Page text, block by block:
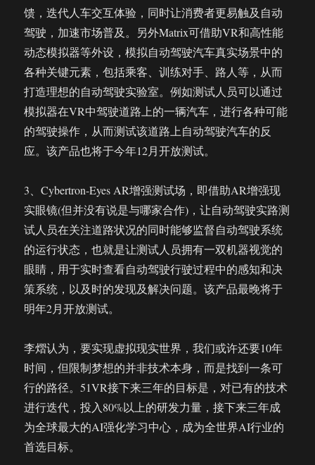
馈，迭代人车交互体验，同时让消费者更易触及自动
驾驶，加速市场普及。另外Matrix可借助VR和高性能
动态模拟器等外设，模拟自动驾驶汽车真实场景中的
各种关键元素，包括乘客、训练对手、路人等，从而
打造理想的自动驾驶实验室。例如测试人员可以通过
模拟器在VR中驾驶道路上的一辆汽车，进行各种可能
的驾驶操作，从而测试该道路上自动驾驶汽车的反
应。该产品也将于今年12月开放测试。
3、Cybertron-Eyes AR增强测试场，即借助AR增强现
实眼镜(但并没有说是与哪家合作)，让自动驾驶实路测
试人员在关注道路状况的同时能够监督自动驾驶系统
的运行状态，也就是让测试人员拥有一双机器视觉的
眼睛，用于实时查看自动驾驶行驶过程中的感知和决
策系统，以及时的发现及解决问题。该产品最晚将于
明年2月开放测试。
李熠认为，要实现虚拟现实世界，我们或许还要10年
时间，但限制梦想的并非技术本身，而是找到一条可
行的路径。51VR接下来三年的目标是，对已有的技术
进行迭代，投入80%以上的研发力量，接下来三年成
为全球最大的AI强化学习中心，成为全世界AI行业的
首选目标。